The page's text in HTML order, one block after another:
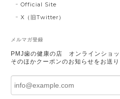
Official Site
X（旧Twitter）
メルマガ登録
PMJ歯の健康の店 オンラインショッ
そのほかクーポンのお知らせをお送り